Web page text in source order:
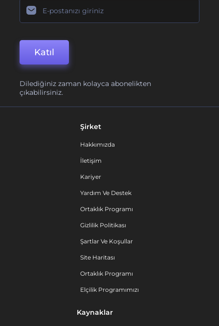
Katıl
Dilediğiniz zaman kolayca abonelikten
çıkabilirsiniz.
Şirket
Hakkımızda
İletişim
Kariyer
Yardım Ve Destek
Ortaklık Programı
Gizlilik Politikası
Şartlar Ve Koşullar
Site Haritası
Ortaklık Programı
Elçilik Programımızı
Kaynaklar